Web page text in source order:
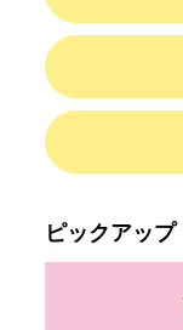
ピックアップ